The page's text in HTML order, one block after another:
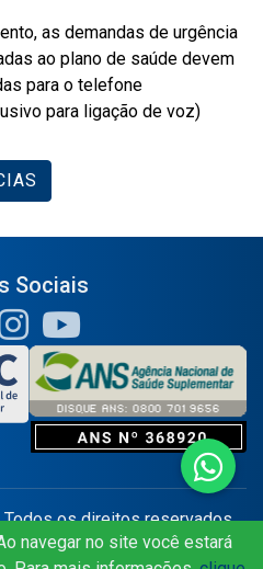
as demandas de urgência
ao plano de saúde devem
para o telefone
para ligação de voz)
Sociais
os direitos reservados
navegar no site você estará